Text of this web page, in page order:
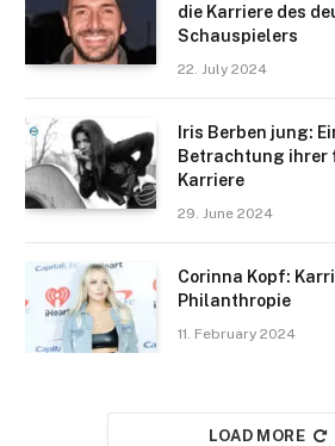
die Karriere des
Schauspielers
22. July 2024
Iris Berben jung:
Betrachtung ihrer
Karriere
29. June 2024
Corinna Kopf:
Philanthropie
11. February 2024
LOAD MORE